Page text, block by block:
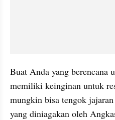
Buat Anda yang berencana
memiliki keinginan untuk
mungkin bisa tengok
yang diniagakan oleh